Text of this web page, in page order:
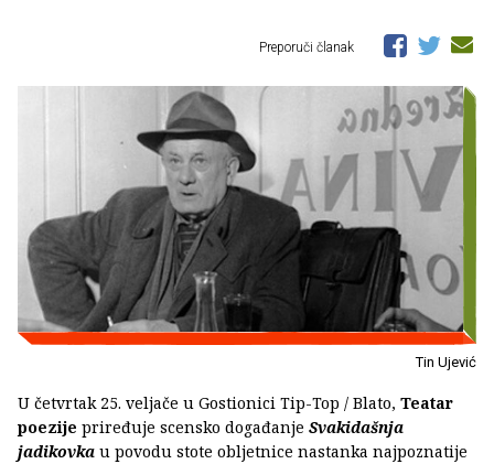
Preporuči članak
Tin Ujević
U četvrtak 25. veljače u Gostionici Tip-Top / Blato, Teatar
poezije priređuje scensko događanje Svakidašnja
jadikovka u povodu stote obljetnice nastanka najpoznatije